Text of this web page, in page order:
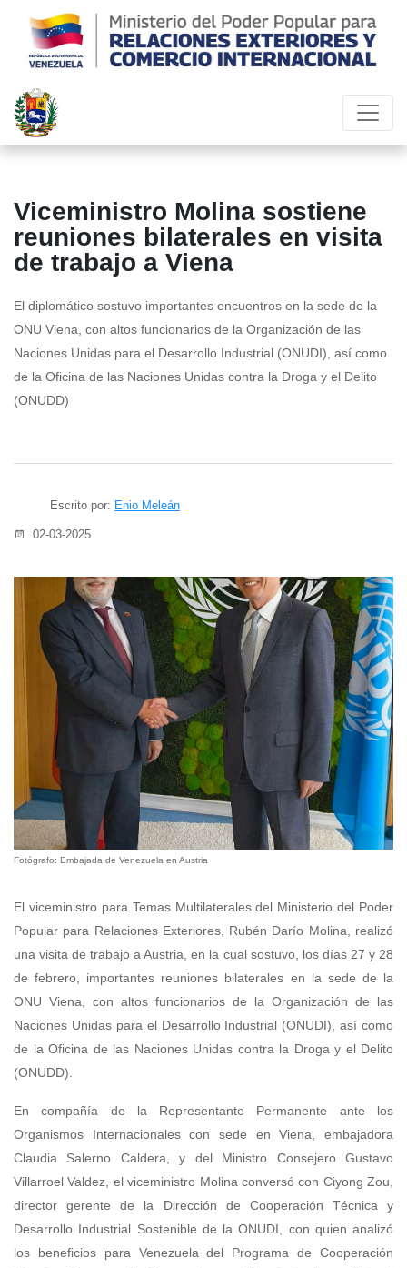
Viceministro Molina sostiene
reuniones bilaterales en visita
de trabajo a Viena
El diplomático sostuvo importantes encuentros en la sede de la
ONU Viena, con altos funcionarios de la Organización de las
Naciones Unidas para el Desarrollo Industrial (ONUDI), así como
de la Oficina de las Naciones Unidas contra la Droga y el Delito
(ONUDD)
Escrito por: Enio Meleán
02-03-2025
Fotógrafo: Embajada de Venezuela en Austria
El viceministro para Temas Multilaterales del Ministerio del Poder
Popular para Relaciones Exteriores, Rubén Darío Molina, realizó
una visita de trabajo a Austria, en la cual sostuvo, los días 27 y 28
de febrero, importantes reuniones bilaterales en la sede de la
ONU Viena, con altos funcionarios de la Organización de las
Naciones Unidas para el Desarrollo Industrial (ONUDI), así como
de la Oficina de las Naciones Unidas contra la Droga y el Delito
(ONUDD).
En compañía de la Representante Permanente ante los
Organismos Internacionales con sede en Viena, embajadora
Claudia Salerno Caldera, y del Ministro Consejero Gustavo
Villarroel Valdez, el viceministro Molina conversó con Ciyong Zou,
director gerente de la Dirección de Cooperación Técnica y
Desarrollo Industrial Sostenible de la ONUDI, con quien analizó
los beneficios para Venezuela del Programa de Cooperación